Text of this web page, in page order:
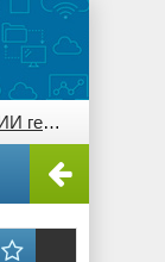
и преобразования